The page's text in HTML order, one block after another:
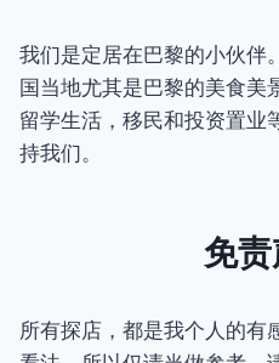
我们是定居在巴黎的小伙伴
国当地尤其是巴黎的美食美
留学生活，移民和投资置业
持我们。
免责
所有探店，都是我个人的有